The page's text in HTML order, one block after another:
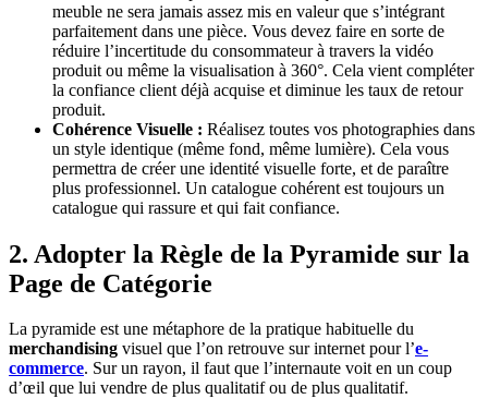
meuble ne sera jamais assez mis en valeur que s’intégrant
parfaitement dans une pièce. Vous devez faire en sorte de
réduire l’incertitude du consommateur à travers la vidéo
produit ou même la visualisation à 360°. Cela vient compléter
la confiance client déjà acquise et diminue les taux de retour
produit.
Cohérence Visuelle : Réalisez toutes vos photographies dans
un style identique (même fond, même lumière). Cela vous
permettra de créer une identité visuelle forte, et de paraître
plus professionnel. Un catalogue cohérent est toujours un
catalogue qui rassure et qui fait confiance.
2. Adopter la Règle de la Pyramide sur la
Page de Catégorie
La pyramide est une métaphore de la pratique habituelle du
merchandising visuel que l’on retrouve sur internet pour l’e-
commerce. Sur un rayon, il faut que l’internaute voit en un coup
d’œil que lui vendre de plus qualitatif ou de plus qualitatif.